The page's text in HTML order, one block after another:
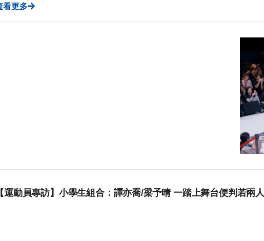
看更多
運動員專訪】小學生組合：譚亦喬/梁予晴 一踏上舞台便判若兩人